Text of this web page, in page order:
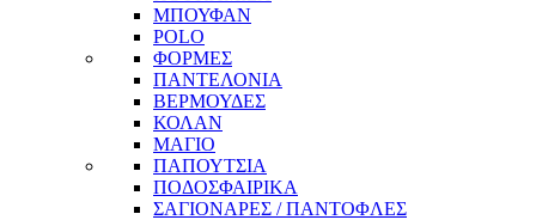
ΜΠΟΥΦΑΝ
POLO
ΦΟΡΜΕΣ
ΠΑΝΤΕΛΟΝΙΑ
ΒΕΡΜΟΥΔΕΣ
ΚΟΛΑΝ
ΜΑΓΙΟ
ΠΑΠΟΥΤΣΙΑ
ΠΟΔΟΣΦΑΙΡΙΚΑ
ΣΑΓΙΟΝΑΡΕΣ / ΠΑΝΤΟΦΛΕΣ